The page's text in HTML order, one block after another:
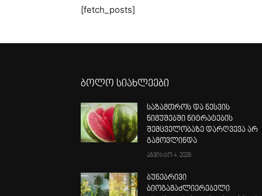
[fetch_posts]
ბოლო სიახლეები
საზამთროს და ნესვის
ნიმუშებში ნიტრატების
შემცველობაზე დარღვევა არ
გამოვლინდა
აგვისტო 4, 2026
ბუნებრივი
ბიოგამაძლიერებელი